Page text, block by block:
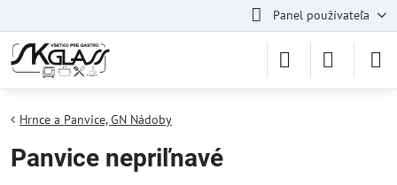
Panel používateľa
Hrnce a Panvice, GN Nádoby
Panvice nepriľnavé